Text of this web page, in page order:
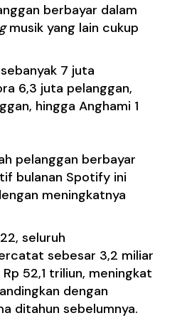
berbayar dalam
musik yang lain cukup
7 juta
6,3 juta pelanggan,
hingga Anghami 1
pelanggan berbayar
bulanan Spotify ini
meningkatnya
seluruh
sebesar 3,2 miliar
52,1 triliun, meningkat
dengan
ditahun sebelumnya.